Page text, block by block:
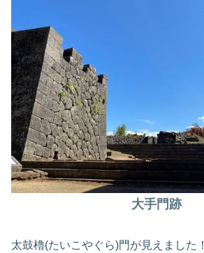
大手門跡
太鼓櫓(たいこやぐら)門が見えました！